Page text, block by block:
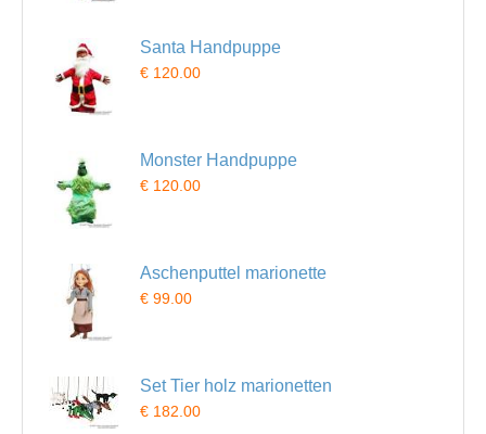
Santa Handpuppe
€ 120.00
Monster Handpuppe
€ 120.00
Aschenputtel marionette
€ 99.00
Set Tier holz marionetten
€ 182.00